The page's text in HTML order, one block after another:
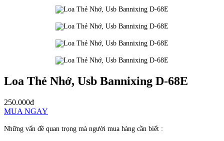
Loa Thẻ Nhớ, Usb Bannixing D-68E
250.000đ
MUA NGAY
Những vấn đề quan trọng mà người mua hàng cần biết :